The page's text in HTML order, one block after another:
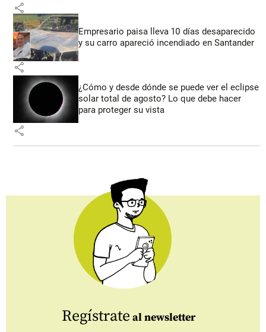
share
Empresario paisa lleva 10 días desaparecido
y su carro apareció incendiado en Santander
share
¿Cómo y desde dónde se puede ver el eclipse
solar total de agosto? Lo que debe hacer
para proteger su vista
share
Regístrate al newsletter